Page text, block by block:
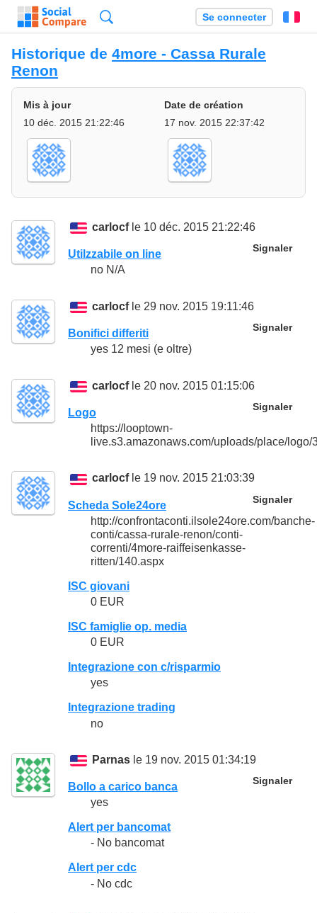
Se connecter
Historique de 4more - Cassa Rurale
Renon
Mis à jour
10 déc. 2015 21:22:46
Date de création
17 nov. 2015 22:37:42
carlocfle 10 déc. 2015 21:22:46
Signaler
Utilzzabile on line
no N/A
carlocfle 29 nov. 2015 19:11:46
Signaler
Bonifici differiti
yes 12 mesi (e oltre)
carlocfle 20 nov. 2015 01:15:06
Signaler
Logo
https://looptown-
live.s3.amazonaws.com/uploads/place/
carlocfle 19 nov. 2015 21:03:39
Signaler
Scheda Sole24ore
http://confrontaconti.ilsole24ore.com/banche-
conti/cassa-rurale-renon/conti-
correnti/4more-raiffeisenkasse-
ritten/140.aspx
ISC giovani
0 EUR
ISC famiglie op. media
0 EUR
Integrazione con c/risparmio
yes
Integrazione trading
no
Parnas le 19 nov. 2015 01:34:19
Signaler
Bollo a carico banca
yes
Alert per bancomat
- No bancomat
Alert per cdc
- No cdc